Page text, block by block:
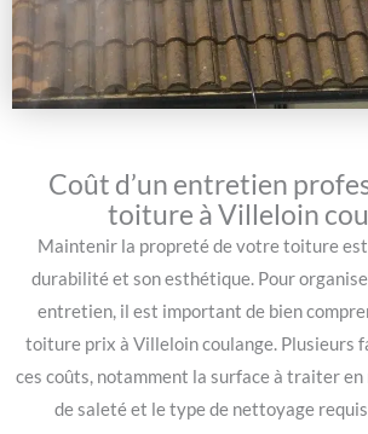
Coût d’un entretien
toiture à Villeloin
Maintenir la propreté de votre toiture
durabilité et son esthétique. Pour
entretien, il est important de bien
toiture prix à Villeloin coulange. Plusieurs
ces coûts, notamment la surface à traiter en
de saleté et le type de nettoyage